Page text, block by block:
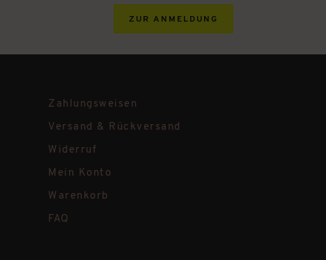
ZUR ANMELDUNG
Zahlungsweisen
Versand & Rückversand
Widerruf
Mein Konto
Warenkorb
FAQ